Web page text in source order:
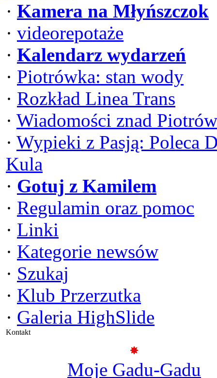
· Kamera na Młyńszczok
· videorepotaże
· Kalendarz wydarzeń
· Piotrówka: stan wody
· Rozkład Linea Trans
· Wiadomości znad
· Wypieki z Pasją: Poleca
Kula
· Gotuj z Kamilem
· Regulamin oraz pomoc
· Linki
· Kategorie newsów
· Szukaj
· Klub Przerzutka
· Galeria HighSlide
Kontakt
Moje Gadu-Gadu